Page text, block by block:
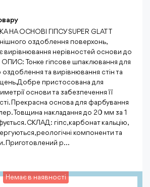
НА ОСНОВІ ГІПСУ SUPER GLATT
оздоблення поверхонь,
вирівнювання нерівностей основи до
Тонке гіпсове шпаклювання для
та вирівнювання стін та
Добре пристосована для
основи та забезпечення її
Прекрасна основа для фарбування
Товщина накладання до 20 мм за 1
СКЛАД: гіпс, карбонат кальцію,
реологічні компоненти та
Приготовлений р...
Немає в наявності